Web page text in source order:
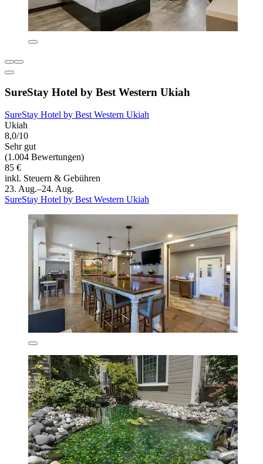
SureStay Hotel by Best Western Ukiah
SureStay Hotel by Best Western Ukiah
Ukiah
8,0/10
Sehr gut
(1.004 Bewertungen)
85 €
inkl. Steuern & Gebühren
23. Aug.–24. Aug.
SureStay Hotel by Best Western Ukiah